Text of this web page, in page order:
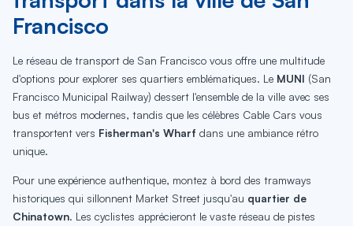
Francisco
Le réseau de transport de San Francisco vous offre une multitude
d'options pour explorer ses quartiers emblématiques. Le MUNI (San
Francisco Municipal Railway) dessert l'ensemble de la ville avec ses
bus et métros modernes, tandis que les célèbres Cable Cars vous
transportent vers Fisherman's Wharf dans une ambiance rétro
unique.
Pour une expérience authentique, montez à bord des tramways
historiques qui sillonnent Market Street jusqu'au quartier de
Chinatown. Les cyclistes apprécieront le vaste réseau de pistes